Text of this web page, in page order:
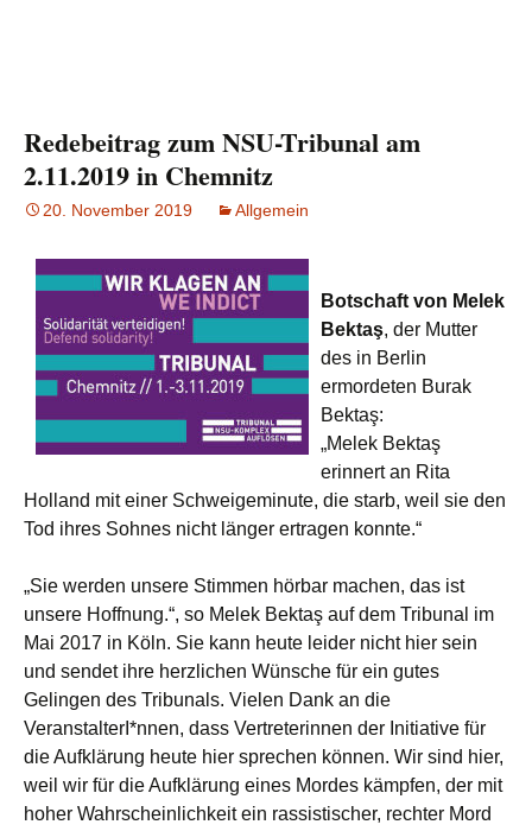
Redebeitrag zum NSU-Tribunal am
2.11.2019 in Chemnitz
20. November 2019 Allgemein
Botschaft von Melek
Bektaş, der Mutter
des in Berlin
ermordeten Burak
Bektaş:
„Melek Bektaş
erinnert an Rita
Holland mit einer Schweigeminute, die starb, weil sie den
Tod ihres Sohnes nicht länger ertragen konnte.“
„Sie werden unsere Stimmen hörbar machen, das ist
unsere Hoffnung.“, so Melek Bektaş auf dem Tribunal im
Mai 2017 in Köln. Sie kann heute leider nicht hier sein
und sendet ihre herzlichen Wünsche für ein gutes
Gelingen des Tribunals. Vielen Dank an die
VeranstalterI*nnen, dass Vertreterinnen der Initiative für
die Aufklärung heute hier sprechen können. Wir sind hier,
weil wir für die Aufklärung eines Mordes kämpfen, der mit
hoher Wahrscheinlichkeit ein rassistischer, rechter Mord